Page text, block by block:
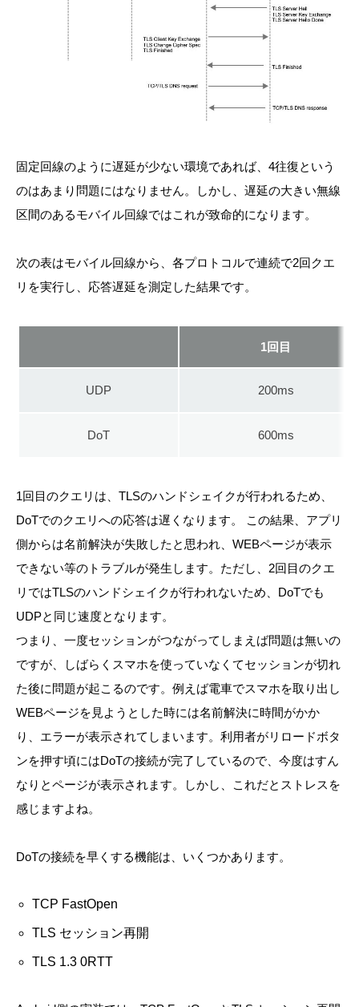
固定回線のように遅延が少ない環境であれば、4往復という
のはあまり問題にはなりません。しかし、遅延の大きい無線
区間のあるモバイル回線ではこれが致命的になります。
次の表はモバイル回線から、各プロトコルで連続で2回クエ
リを実行し、応答遅延を測定した結果です。
1回目
UDP 200ms
DoT 600ms
1回目のクエリは、TLSのハンドシェイクが行われるため、
DoTでのクエリへの応答は遅くなります。 この結果、アプリ
側からは名前解決が失敗したと思われ、WEBページが表示
できない等のトラブルが発生します。ただし、2回目のクエ
リではTLSのハンドシェイクが行われないため、DoTでも
UDPと同じ速度となります。
つまり、一度セッションがつながってしまえば問題は無いの
ですが、しばらくスマホを使っていなくてセッションが切れ
た後に問題が起こるのです。例えば電車でスマホを取り出し
WEBページを見ようとした時には名前解決に時間がかか
り、エラーが表示されてしまいます。利用者がリロードボタ
ンを押す頃にはDoTの接続が完了しているので、今度はすん
なりとページが表示されます。しかし、これだとストレスを
感じますよね。
DoTの接続を早くする機能は、いくつかあります。
TCP FastOpen
TLS セッション再開
TLS 1.3 0RTT